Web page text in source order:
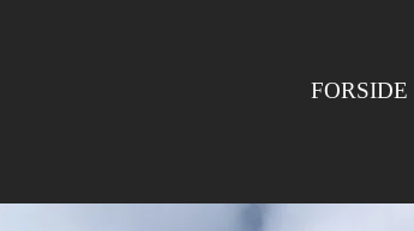
FORSIDE